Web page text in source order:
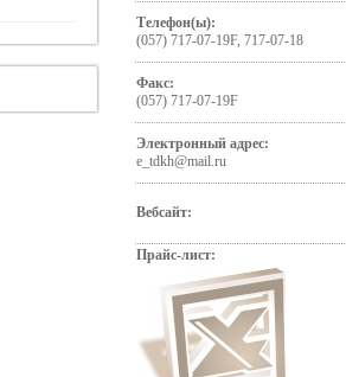
Телефон(ы):
(057) 717-07-19F, 717-07-18
Факс:
(057) 717-07-19F
Электронный адрес:
e_tdkh@mail.ru
Вебсайт:
Прайс-лист: